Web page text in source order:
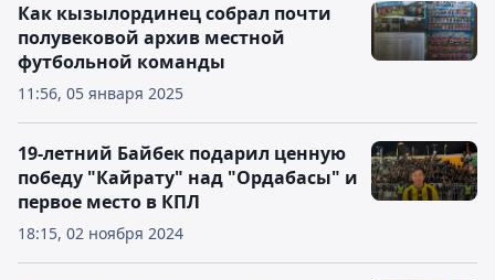
11:56, 05 января 2025
Как кызылординец собрал почти
полувековой архив местной
футбольной команды
18:15, 02 ноября 2024
19-летний Байбек подарил ценную
победу "Кайрату" над "Ордабасы" и
первое место в КПЛ